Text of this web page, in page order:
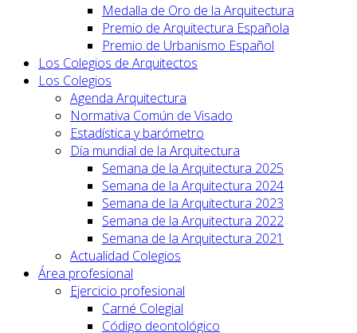
Medalla de Oro de la Arquitectura
Premio de Arquitectura Española
Premio de Urbanismo Español
Los Colegios de Arquitectos
Los Colegios
Agenda Arquitectura
Normativa Común de Visado
Estadística y barómetro
Día mundial de la Arquitectura
Semana de la Arquitectura 2025
Semana de la Arquitectura 2024
Semana de la Arquitectura 2023
Semana de la Arquitectura 2022
Semana de la Arquitectura 2021
Actualidad Colegios
Área profesional
Ejercicio profesional
Carné Colegial
Código deontológico